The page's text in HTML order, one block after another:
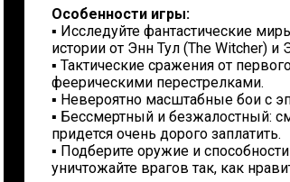
Особенности игры:
▪ Исследуйте фантастические
истории от Энн Тул (The Witcher)
▪ Тактические сражения от
феерическими перестрелками.
▪ Невероятно масштабные бои с
▪ Бессмертный и безжалостный:
придется очень дорого заплатить.
▪ Подберите оружие и
уничтожайте врагов так, как